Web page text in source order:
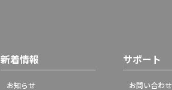
新着情報
お知らせ
サポート
お問い合わせ